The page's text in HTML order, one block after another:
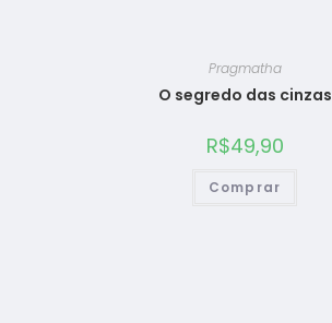
Pragmatha
O segredo das cinzas
R$49,90
Comprar